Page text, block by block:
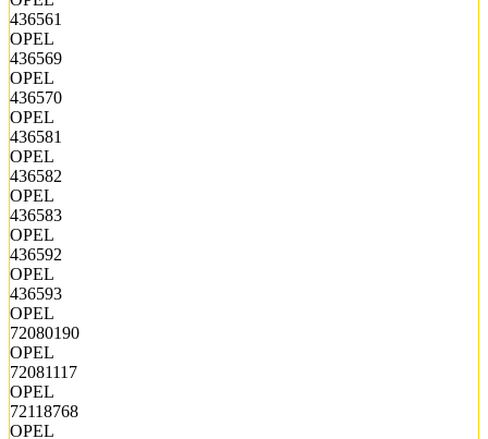
436561
OPEL
436569
OPEL
436570
OPEL
436581
OPEL
436582
OPEL
436583
OPEL
436592
OPEL
436593
OPEL
72080190
OPEL
72081117
OPEL
72118768
OPEL